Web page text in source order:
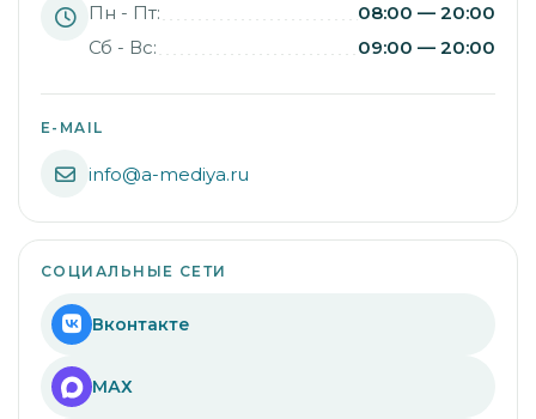
Пн - Пт:
08:00 — 20:00
Сб - Вс:
09:00 — 20:00
E-MAIL
info@a-mediya.ru
СОЦИАЛЬНЫЕ СЕТИ
Вконтакте
МАХ